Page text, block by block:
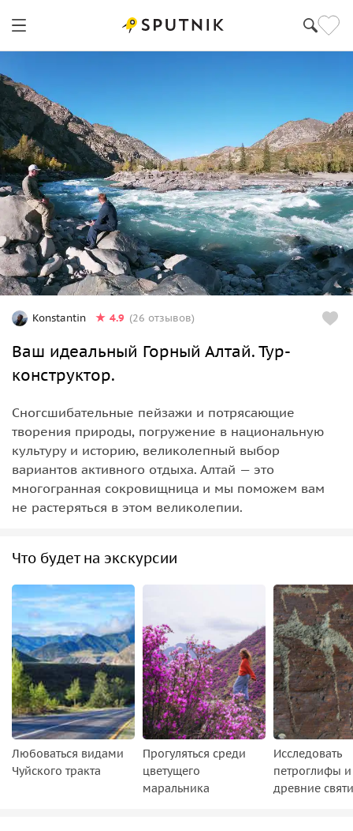
Konstantin 4.9 (26 отзывов)
Ваш идеальный Горный Алтай. Тур-
конструктор.
Сногсшибательные пейзажи и потрясающие
творения природы, погружение в национальную
культуру и историю, великолепный выбор
вариантов активного отдыха. Алтай — это
многогранная сокровищница и мы поможем вам
не растеряться в этом великолепии.
Что будет на экскурсии
Любоваться видами
Чуйского тракта
Прогуляться среди
цветущего
маральника
Исследовать
петроглифы и
древние